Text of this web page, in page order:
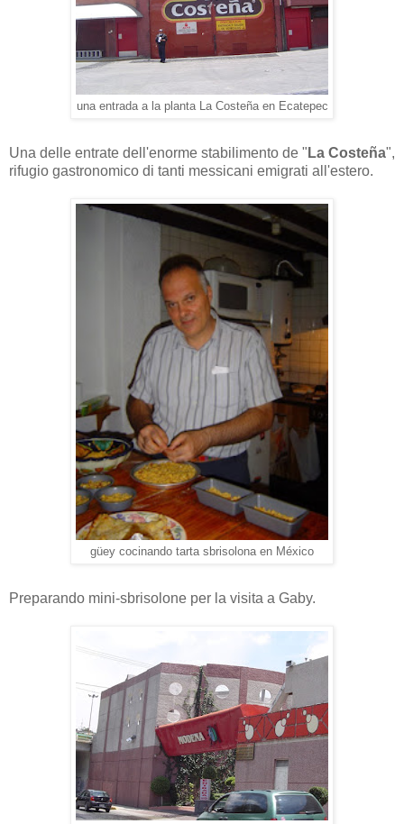
una entrada a la planta La Costeña en Ecatepec
Una delle entrate dell'enorme stabilimento de " La Costeña",
rifugio gastronomico di tanti messicani emigrati all'estero.
güey cocinando tarta sbrisolona en México
Preparando mini-sbrisolone per la visita a Gaby.